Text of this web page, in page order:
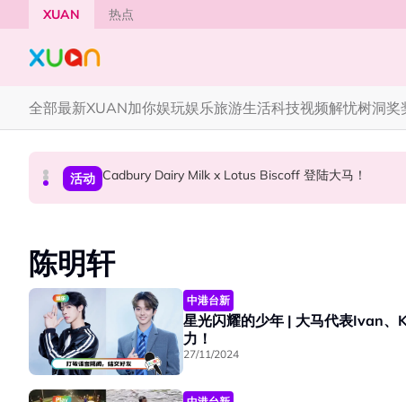
Skip to main content
XUAN 热点
全部最新XUAN加你娱玩娱乐旅游生活科技视频解忧树洞奖
本地星闻 Henn国贤 “Aunty Henn 脱口秀专场 《笑笑笑笑丧
国际星闻 Tom Holland “Spiderman” 替身曝光！“替完蜘蛛
活动 Cadbury Dairy Milk x Lotus Biscoff 登陆大马！
陈明轩
中港台新
星光闪耀的少年 | 大马代表Ivan、
力！
27/11/2024